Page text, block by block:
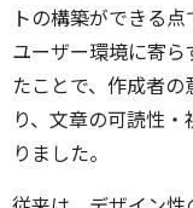
トの構築ができる点
ユーザー環境に寄
たことで、作成者
り、文章の可読性
りました。